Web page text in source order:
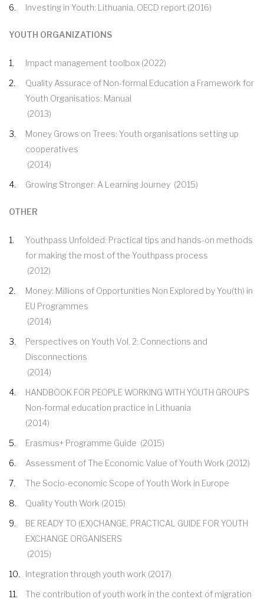
Investing in Youth: Lithuania, OECD report (2016)
YOUTH ORGANIZATIONS
Impact management toolbox (2022)
Quality Assurace of Non-formal Education a Framework for
Youth Organisatios: Manual
(2013)
Money Grows on Trees: Youth organisations setting up
cooperatives
(2014)
Growing Stronger: A Learning Journey (2015)
OTHER
Youthpass Unfolded: Practical tips and hands-on methods
for making the most of the Youthpass process
(2012)
Money: Millions of Opportunities Non Explored by You(th) in
EU Programmes
(2014)
Perspectives on Youth Vol. 2: Connections and
Disconnections
(2014)
HANDBOOK FOR PEOPLE WORKING WITH YOUTH GROUPS
Non-formal education practice in Lithuania
(2014)
Erasmus+ Programme Guide (2015)
Assessment of The Economic Value of Youth Work (2012)
The Socio-economic Scope of Youth Work in Europe
Quality Youth Work (2015)
BE READY TO (EX)CHANGE. PRACTICAL GUIDE FOR YOUTH
EXCHANGE ORGANISERS
(2015)
Integration through youth work (2017)
The contribution of youth work in the context of migration